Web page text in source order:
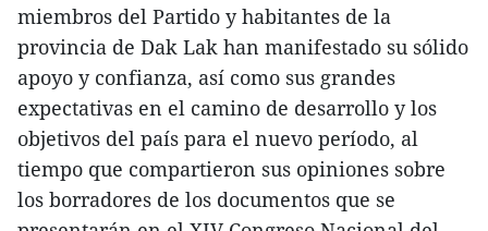
miembros del Partido y habitantes de la
provincia de Dak Lak han manifestado su sólido
apoyo y confianza, así como sus grandes
expectativas en el camino de desarrollo y los
objetivos del país para el nuevo período, al
tiempo que compartieron sus opiniones sobre
los borradores de los documentos que se